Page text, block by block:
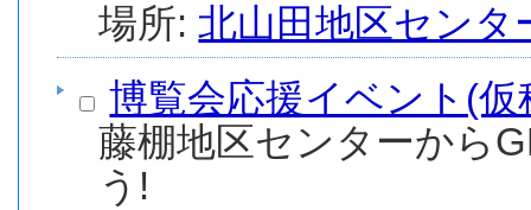
場所:北山田地区センタ
博覧会応援イベント(仮
藤棚地区センターから
う!